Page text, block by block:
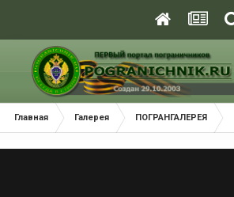
Главная Галерея ПОГРАНГАЛЕРЕЯ